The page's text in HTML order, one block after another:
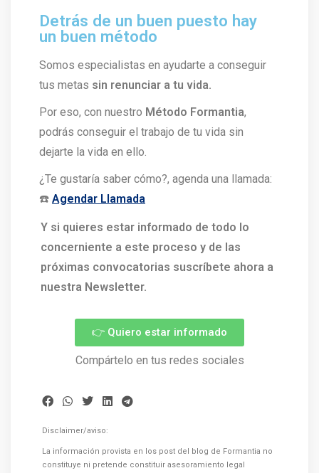
Detrás de un buen puesto hay
un buen método
Somos especialistas en ayudarte a conseguir
tus metas sin renunciar a tu vida.
Por eso, con nuestro Método Formantia,
podrás conseguir el trabajo de tu vida sin
dejarte la vida en ello.
¿Te gustaría saber cómo?, agenda una llamada:
☎️ Agendar Llamada
Y si quieres estar informado de todo lo
concerniente a este proceso y de las
próximas convocatorias suscríbete ahora a
nuestra Newsletter.
👉 Quiero estar informado
Compártelo en tus redes sociales
Disclaimer/aviso:
La información provista en los post del blog de Formantia no
constituye ni pretende constituir asesoramiento legal